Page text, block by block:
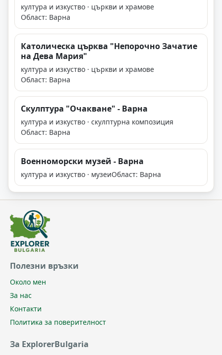
култура и изкуство · църкви и храмове
Област: Варна
Католическа църква "Непорочно Зачатие
на Дева Мария"
култура и изкуство · църкви и храмове
Област: Варна
Скулптура "Очакване" - Варна
култура и изкуство · скулптурна композиция
Област: Варна
Военноморски музей - Варна
култура и изкуство · музеиОбласт: Варна
Полезни връзки
Около мен
За нас
Контакти
Политика за поверителност
За ExplorerBulgaria